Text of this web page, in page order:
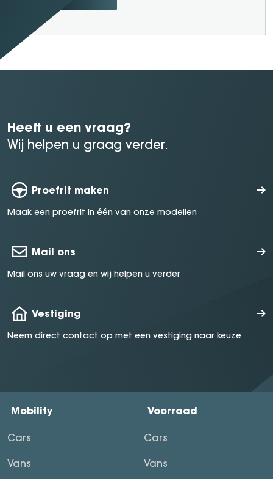
Heeft u een vraag?
Wij helpen u graag verder.
Proefrit maken
Maak een proefrit in één van onze modellen
Mail ons
Mail ons uw vraag en wij helpen u verder
Vestiging
Neem direct contact op met een vestiging naar keuze
Mobility
Cars
Vans
Voorraad
Cars
Vans